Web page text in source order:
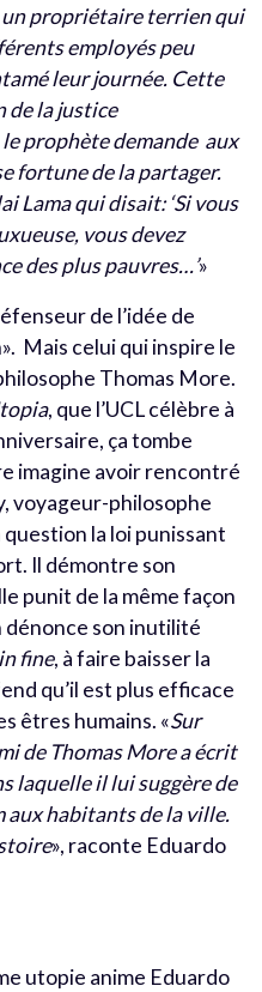
un propriétaire terrien qui
employés peu
leur journée. Cette
de la justice
prophète demande aux
fortune de la partager.
Lama qui disait: ‘Si vous
vous devez
des plus pauvres…’»
de l’idée de
Mais celui qui inspire le
Thomas More.
, que l’UCL célèbre à
ça tombe
imagine avoir rencontré
voyageur-philosophe
la loi punissant
Il démontre son
punit de la même façon
dénonce son inutilité
in fine, à faire baisser la
qu’il est plus efficace
êtres humains. «Sur
de Thomas More a écrit
laquelle il lui suggère de
habitants de la ville.
», raconte Eduardo
utopie anime Eduardo